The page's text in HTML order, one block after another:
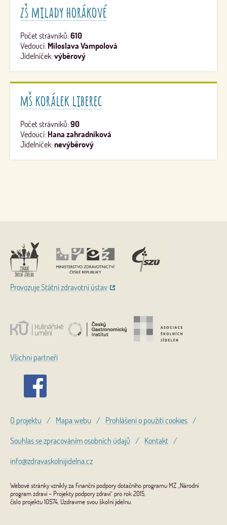
zš milady horákové
Počet strávníků:610
Vedoucí: Miloslava Vampolová
Jídelníček:výběrový
mš korálek liberec
Počet strávníků:90
Vedoucí: Hana zahradníková
Jídelníček:nevýběrový
Provozuje Státní zdravotní ústav
Všichni partneři
O projektu / Mapa webu / Prohlášení o použití cookies /
Souhlas se zpracováním osobních údajů / Kontakt /
info@zdravaskolnijidelna.cz
Webové stránky vznikly za finanční podpory dotačního programu MZ „Národní
program zdraví – Projekty podpory zdraví“ pro rok 2015,
číslo projektu 10574, Uzdravme svou školní jídelnu.